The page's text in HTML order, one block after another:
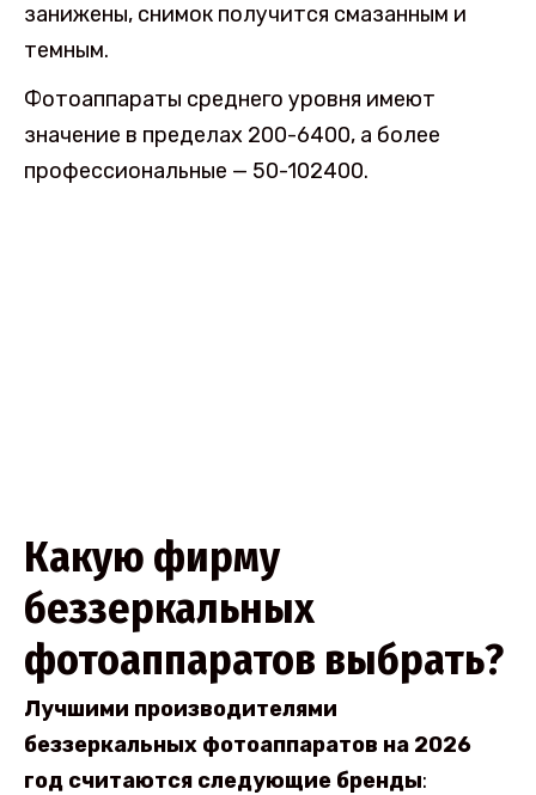
занижены, снимок получится смазанным и
темным.
Фотоаппараты среднего уровня имеют
значение в пределах 200-6400, а более
профессиональные — 50-102400.
Какую фирму
беззеркальных
фотоаппаратов выбрать?
Лучшими производителями
беззеркальных фотоаппаратов на 2026
год считаются следующие бренды: